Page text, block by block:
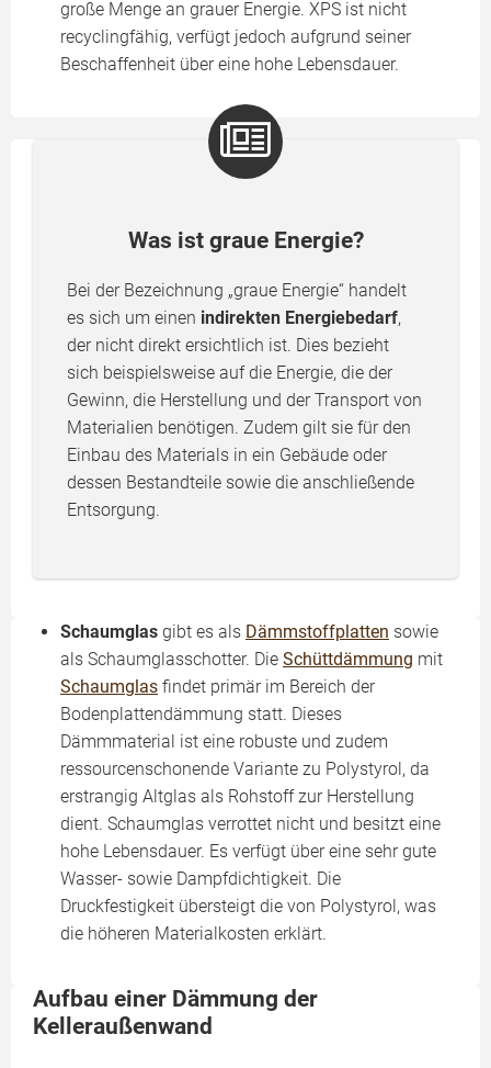
große Menge an grauer Energie. XPS ist nicht
recyclingfähig, verfügt jedoch aufgrund seiner
Beschaffenheit über eine hohe Lebensdauer.
Was ist graue Energie?
Bei der Bezeichnung „graue Energie“ handelt
es sich um einen indirekten Energiebedarf,
der nicht direkt ersichtlich ist. Dies bezieht
sich beispielsweise auf die Energie, die der
Gewinn, die Herstellung und der Transport von
Materialien benötigen. Zudem gilt sie für den
Einbau des Materials in ein Gebäude oder
dessen Bestandteile sowie die anschließende
Entsorgung.
Schaumglas gibt es als Dämmstoffplatten sowie
als Schaumglasschotter. Die Schüttdämmung mit
Schaumglas findet primär im Bereich der
Bodenplattendämmung statt. Dieses
Dämmmaterial ist eine robuste und zudem
ressourcenschonende Variante zu Polystyrol, da
erstrangig Altglas als Rohstoff zur Herstellung
dient. Schaumglas verrottet nicht und besitzt eine
hohe Lebensdauer. Es verfügt über eine sehr gute
Wasser- sowie Dampfdichtigkeit. Die
Druckfestigkeit übersteigt die von Polystyrol, was
die höheren Materialkosten erklärt.
Aufbau einer Dämmung der
Kelleraußenwand